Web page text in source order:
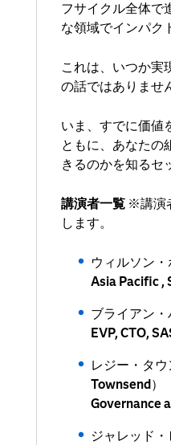
フサイクル全体で
な領域でインパク
これは、いつか実
の話ではありませ
いま、すでに価値
ともに、あなたの
きるのかを知るセ
講演者一覧※講演
します。
ウィルソン
Asia Pacific ,
ブライアン
EVP, CTO,
レジー・タ
Townsend）
Governance
ジャレッド